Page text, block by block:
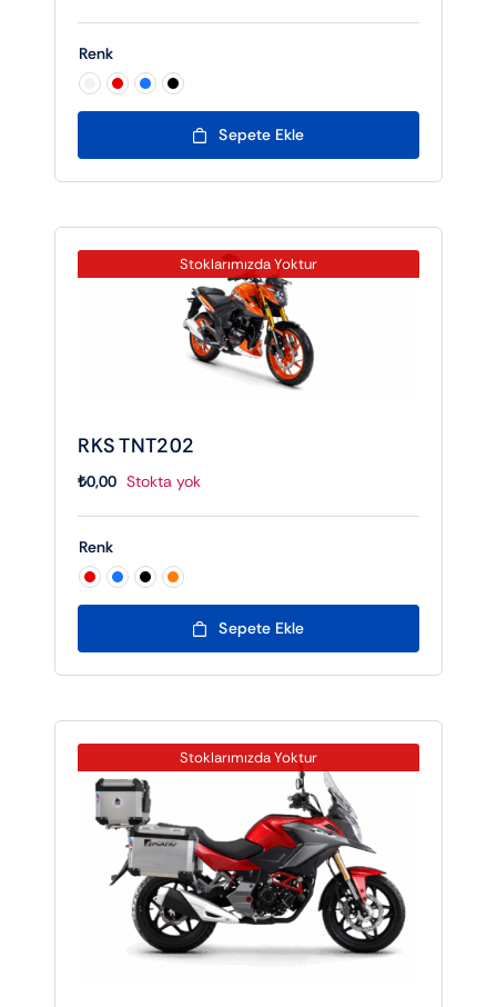
Renk
Sepete Ekle
Stoklarımızda Yoktur
RKS TNT202
₺0,00 Stokta yok
Renk
Sepete Ekle
Stoklarımızda Yoktur